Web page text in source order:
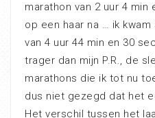
marathon van 2 uur 4 min
op een haar na … ik kwam
van 4 uur 44 min en 30
trager dan mijn P.R., de
marathons die ik tot nu
dus niet gezegd dat het
Het verschil tussen het